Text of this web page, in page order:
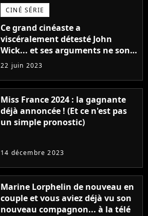
CINÉ SÉRIE
Ce grand cinéaste a
viscéralement détesté John
Wick... et ses arguments ne sont
pas si bêtes
22 juin 2023
Miss France 2024 : la gagnante
déjà annoncée ! (Et ce n'est pas
un simple pronostic)
14 décembre 2023
Marine Lorphelin de nouveau en
couple et vous aviez déjà vu son
nouveau compagnon... à la télé